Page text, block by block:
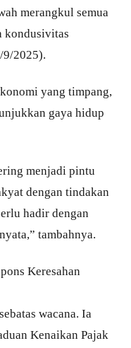
merangkul semua
kondusivitas
9/2025).
yang timpang,
gaya hidup
menjadi pintu
dengan tindakan
hadir dengan
tambahnya.
Keresahan
wacana. Ia
Kenaikan Pajak